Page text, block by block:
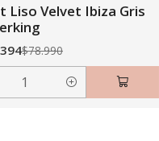
Liso Velvet Ibiza Gris
$78.990